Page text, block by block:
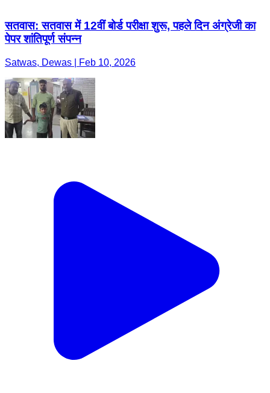
सतवास: सतवास में 12वीं बोर्ड परीक्षा शुरू, पहले दिन अंग्रेजी का
पेपर शांतिपूर्ण संपन्न
Satwas, Dewas | Feb 10, 2026